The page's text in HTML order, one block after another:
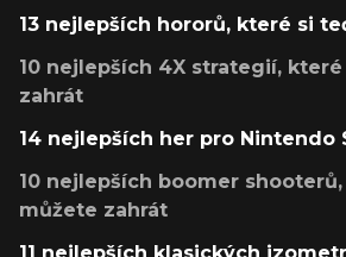
13 nejlepších hororů, které si
10 nejlepších 4X strategií,
zahrát
14 nejlepších her pro Nintendo
10 nejlepších boomer
můžete zahrát